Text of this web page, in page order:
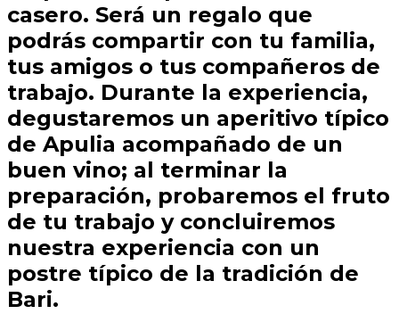
casero. Será un regalo que
podrás compartir con tu familia,
tus amigos o tus compañeros de
trabajo. Durante la experiencia,
degustaremos un aperitivo típico
de Apulia acompañado de un
buen vino; al terminar la
preparación, probaremos el fruto
de tu trabajo y concluiremos
nuestra experiencia con un
postre típico de la tradición de
Bari.